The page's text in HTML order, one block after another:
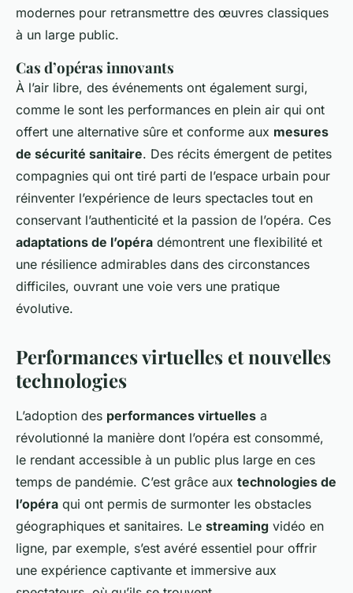
modernes pour retransmettre des œuvres classiques
à un large public.
Cas d’opéras innovants
À l’air libre, des événements ont également surgi,
comme le sont les performances en plein air qui ont
offert une alternative sûre et conforme aux mesures
de sécurité sanitaire. Des récits émergent de petites
compagnies qui ont tiré parti de l’espace urbain pour
réinventer l’expérience de leurs spectacles tout en
conservant l’authenticité et la passion de l’opéra. Ces
adaptations de l’opéra démontrent une flexibilité et
une résilience admirables dans des circonstances
difficiles, ouvrant une voie vers une pratique
évolutive.
Performances virtuelles et nouvelles
technologies
L’adoption des performances virtuelles a
révolutionné la manière dont l’opéra est consommé,
le rendant accessible à un public plus large en ces
temps de pandémie. C’est grâce aux technologies de
l’opéra qui ont permis de surmonter les obstacles
géographiques et sanitaires. Le streaming vidéo en
ligne, par exemple, s’est avéré essentiel pour offrir
une expérience captivante et immersive aux